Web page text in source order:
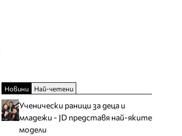
Новини Най-четени
Ученически раници за деца и
младежи - JD представя най-яките
модели